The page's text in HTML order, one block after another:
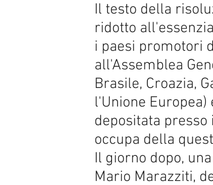
Il testo della
ridotto
i paesi promotori
all'Assemblea
Brasile, Croazia,
l'Unione
depositata presso
occupa della
Il giorno dopo,
Mario Marazziti,